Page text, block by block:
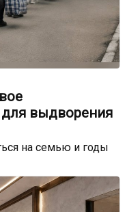
выдворения
на семью и годы